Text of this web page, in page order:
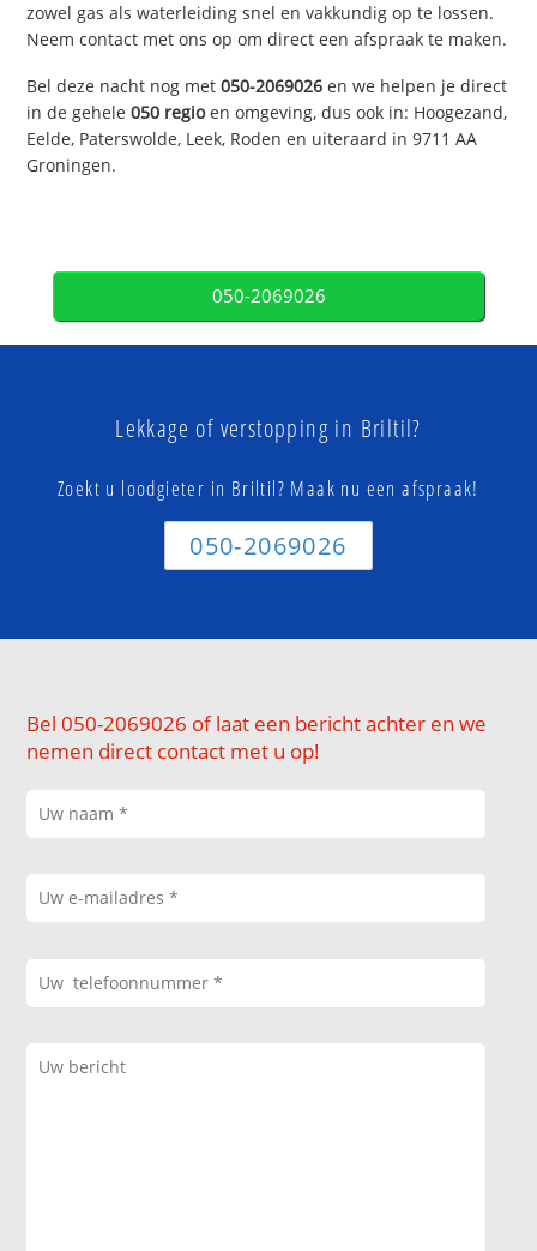
zowel gas als waterleiding snel en vakkundig op te lossen.
Neem contact met ons op om direct een afspraak te maken.
Bel deze nacht nog met050-2069026 en we helpen je direct
in de gehele050 regioen omgeving, dus ook in: Hoogezand,
Eelde, Paterswolde, Leek, Roden en uiteraard in 9711 AA
Groningen.
050-2069026
Lekkage of verstopping in Briltil?
Zoekt u loodgieter in Briltil? Maak nu een afspraak!
050-2069026
Bel 050-2069026 of laat een bericht achter en we
nemen direct contact met u op!